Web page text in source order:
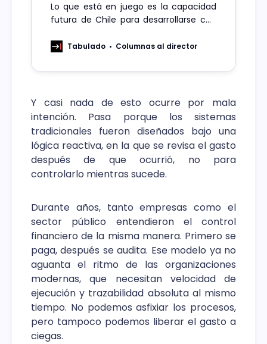
Lo que está en juego es la capacidad
futura de Chile para desarrollarse con
productividad, generar innovación y
población.
Tabulado Columnas al director
Y casi nada de esto ocurre por mala
intención. Pasa porque los sistemas
tradicionales fueron diseñados bajo una
lógica reactiva, en la que se revisa el gasto
después de que ocurrió, no para
controlarlo mientras sucede.
Durante años, tanto empresas como el
sector público entendieron el control
financiero de la misma manera. Primero se
paga, después se audita. Ese modelo ya no
aguanta el ritmo de las organizaciones
modernas, que necesitan velocidad de
ejecución y trazabilidad absoluta al mismo
tiempo. No podemos asfixiar los procesos,
pero tampoco podemos liberar el gasto a
ciegas.